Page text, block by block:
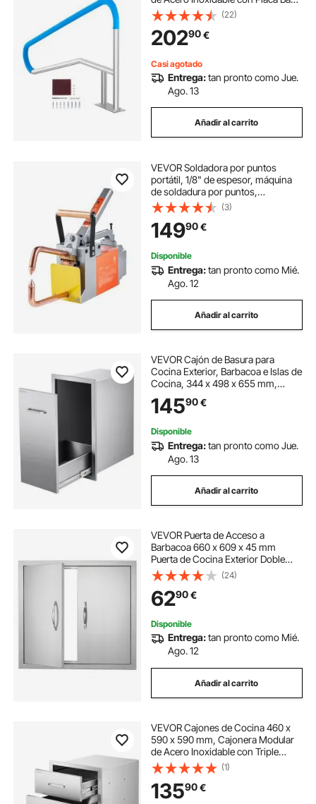
Barra de Seguridad Inoxidable para
Piscinas, Interiores, Exteriores,
Terrazas, Spas
(22)
20290€
Casi agotado
Entrega:tan pronto como Jue.
Ago. 13
Añadir al carrito
VEVOR Soldadora por puntos
portátil, 1/8" de espesor, máquina
de soldadura por puntos,
capacidad de entrada de 8 kVA,
máquina de soldadura por puntos
para láminas de acero al carbono,
acero inoxidable
(3)
14990€
Disponible
Entrega:tan pronto como Mié.
Ago. 12
Añadir al carrito
VEVOR Cajón de Basura para
Cocina Exterior, Barbacoa e Islas de
Cocina, 344 x 498 x 655 mm,
Almacenamiento Interior, de Acero
Inoxidable, para Bombonas de Gas
Plata
14590€
Disponible
Entrega:tan pronto como Jue.
Ago. 13
Añadir al carrito
VEVOR Puerta de Acceso a
Barbacoa 660 x 609 x 45 mm
Puerta de Cocina Exterior Doble
Puerta Empotrada de Acero
Inoxidable con Manija para Isla de
Barbacoa, Estación de Parrilla,
Armario Exterior
(24)
6290€
Disponible
Entrega:tan pronto como Mié.
Ago. 12
Añadir al carrito
VEVOR Cajones de Cocina 460 x
590 x 590 mm, Cajonera Modular
de Acero Inoxidable con Triple
Acceso y Asas, Cajón para Isla de
Barbacoa, Ideal para Cocina
Exterior, Parrilla de Patio, Camping
(1)
13590€